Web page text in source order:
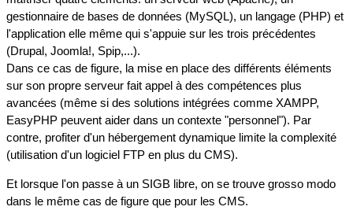
gestionnaire de bases de données (MySQL), un langage (PHP) et
l'application elle même qui s'appuie sur les trois précédentes
(Drupal, Joomla!, Spip,...).
Dans ce cas de figure, la mise en place des différents éléments
sur son propre serveur fait appel à des compétences plus
avancées (même si des solutions intégrées comme XAMPP,
EasyPHP peuvent aider dans un contexte "personnel"). Par
contre, profiter d'un hébergement dynamique limite la complexité
(utilisation d'un logiciel FTP en plus du CMS).
Et lorsque l'on passe à un SIGB libre, on se trouve grosso modo
dans le même cas de figure que pour les CMS.